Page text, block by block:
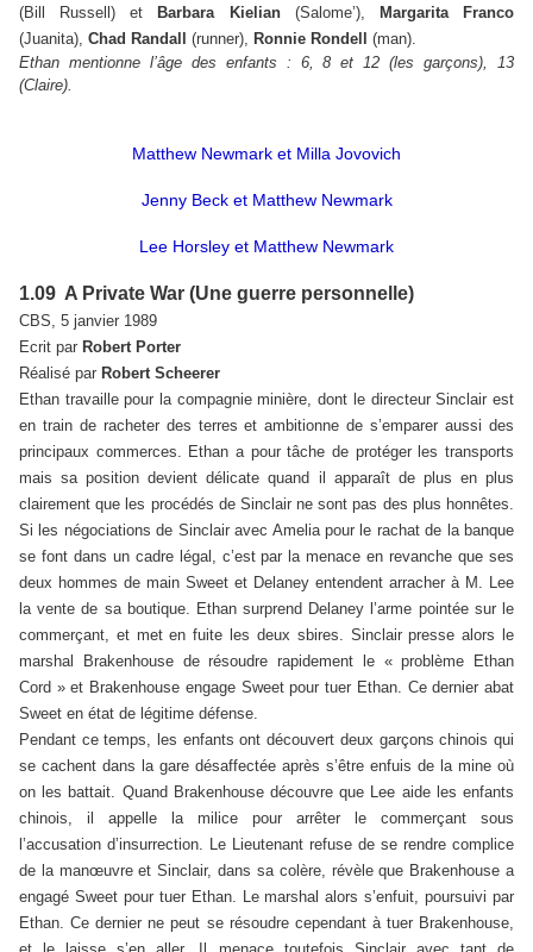
(Bill Russell) et
Barbara Kielian (Salome’),
Margarita Franco
(Juanita), Chad Randall (runner), Ronnie Rondell (man).
Ethan mentionne l’âge des enfants : 6, 8 et 12 (les garçons), 13
(Claire).
Matthew Newmark et Milla Jovovich
Jenny Beck et Matthew Newmark
Lee Horsley et Matthew Newmark
1.09 A Private War (Une guerre personnelle)
CBS, 5 janvier 1989
Ecrit par Robert Porter
Réalisé par Robert Scheerer
Ethan travaille pour la compagnie minière, dont le directeur Sinclair est
en train de racheter des terres et ambitionne de s’emparer aussi des
principaux commerces. Ethan a pour tâche de protéger les transports
mais sa position devient délicate quand il apparaît de plus en plus
clairement que les procédés de Sinclair ne sont pas des plus honnêtes.
Si les négociations de Sinclair avec Amelia pour le rachat de la banque
se font dans un cadre légal, c’est par la menace en revanche que ses
deux hommes de main Sweet et Delaney entendent arracher à M. Lee
la vente de sa boutique. Ethan surprend Delaney l’arme pointée sur le
commerçant, et met en fuite les deux sbires. Sinclair presse alors le
marshal Brakenhouse de résoudre rapidement le « problème Ethan
Cord » et Brakenhouse engage Sweet pour tuer Ethan. Ce dernier abat
Sweet en état de légitime défense.
Pendant ce temps, les enfants ont découvert deux garçons chinois qui
se cachent dans la gare désaffectée après s’être enfuis de la mine où
on les battait. Quand Brakenhouse découvre que Lee aide les enfants
chinois, il appelle la milice pour arrêter le commerçant sous
l’accusation d’insurrection. Le Lieutenant refuse de se rendre complice
de la manœuvre et Sinclair, dans sa colère, révèle que Brakenhouse a
engagé Sweet pour tuer Ethan. Le marshal alors s’enfuit, poursuivi par
Ethan. Ce dernier ne peut se résoudre cependant à tuer Brakenhouse,